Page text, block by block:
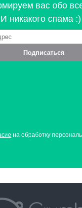
вас обо
никакого спама :)
Подписаться
на обработку